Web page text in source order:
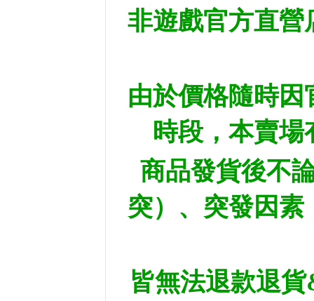
非遊戲官方直營
由於價格隨時
時段，本賣場
商品發貨後不
突）、突發因
皆無法退款退